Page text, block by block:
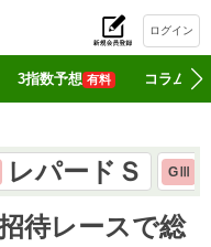
ログイン
3指数予想 有料 コラム
レパードＳ GⅢ
待レースで総